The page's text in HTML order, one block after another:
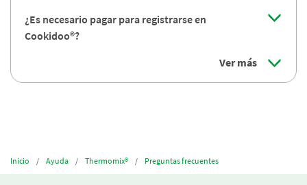
¿Es necesario pagar para registrarse en
Cookidoo®?
Ver más
Inicio Ayuda Thermomix® Preguntas frecuentes